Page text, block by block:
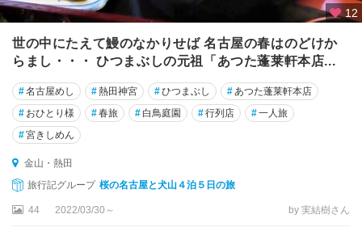
12
世の中にたえて鰻のなかりせば 名古屋の春はのどけか
らまし・・・ ひつまぶしの元祖「あつた蓬莱軒本店...
#名古屋めし #熱田神宮 #ひつまぶし #あつた蓬莱軒本店
# おひとり様 #春旅 # 白鳥庭園 #行列店 #一人旅
#宮きしめん
金山・熱田
旅行記グループ 桜の名古屋と犬山４泊５日の旅
44 2022/03/30～ by 実結樹さん